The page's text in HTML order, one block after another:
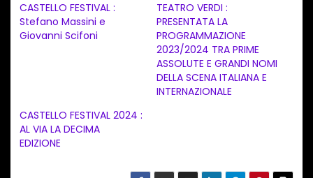
a
m
o
i
CASTELLO FESTIVAL :
Stefano Massini e
Giovanni Scifoni
TEATRO VERDI :
PRESENTATA LA
PROGRAMMAZIONE
2023/2024 TRA PRIME
ASSOLUTE E GRANDI NOMI
DELLA SCENA ITALIANA E
INTERNAZIONALE
CASTELLO FESTIVAL 2024 :
AL VIA LA DECIMA
EDIZIONE